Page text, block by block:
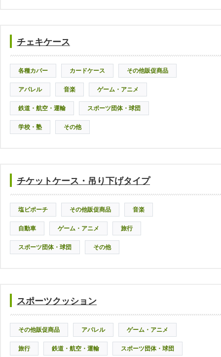
チェキケース
各種カバー カードケース その他販促商品
アパレル 音楽 ゲーム・アニメ
鉄道・航空・運輸 スポーツ団体・球団
学校・塾 その他
チケットケース・吊り下げタイプ
塩ビポーチ その他販促商品 音楽
自動車 ゲーム・アニメ 旅行
スポーツ団体・球団 その他
スポーツクッション
その他販促商品 アパレル ゲーム・アニメ
旅行 鉄道・航空・運輸 スポーツ団体・球団